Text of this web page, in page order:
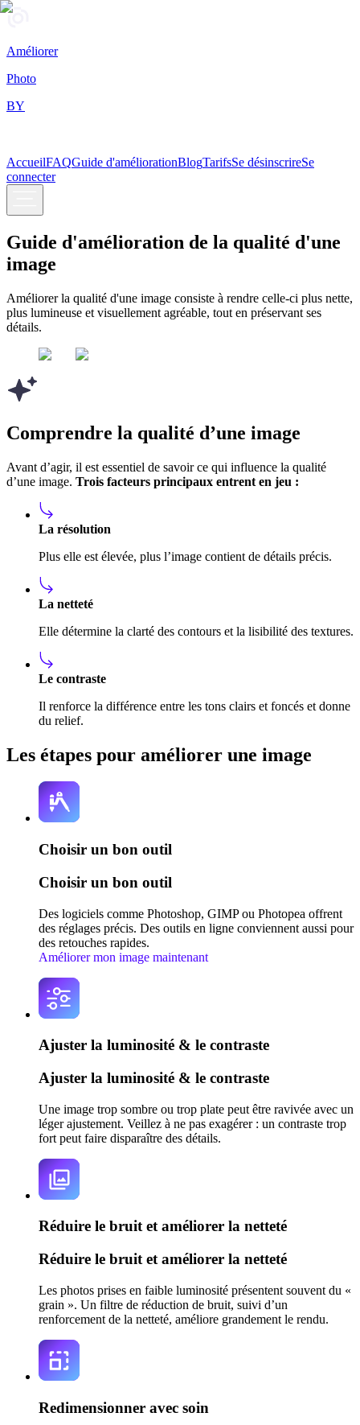
Améliorer
Photo
BY
AccueilFAQGuide d'améliorationBlogTarifsSe désinscrireSe
connecter
Guide d'amélioration de la qualité d'une
image
Améliorer la qualité d'une image consiste à rendre celle-ci plus nette,
plus lumineuse et visuellement agréable, tout en préservant ses
détails.
Comprendre la qualité d’une image
Avant d’agir, il est essentiel de savoir ce qui influence la qualité
d’une image. Trois facteurs principaux entrent en jeu :
La résolution
Plus elle est élevée, plus l’image contient de détails précis.
La netteté
Elle détermine la clarté des contours et la lisibilité des textures.
Le contraste
Il renforce la différence entre les tons clairs et foncés et donne
du relief.
Les étapes pour améliorer une image
Choisir un bon outil
Choisir un bon outil
Des logiciels comme Photoshop, GIMP ou Photopea offrent
des réglages précis. Des outils en ligne conviennent aussi pour
des retouches rapides.
Améliorer mon image maintenant
Ajuster la luminosité & le contraste
Ajuster la luminosité & le contraste
Une image trop sombre ou trop plate peut être ravivée avec un
léger ajustement. Veillez à ne pas exagérer : un contraste trop
fort peut faire disparaître des détails.
Réduire le bruit et améliorer la netteté
Réduire le bruit et améliorer la netteté
Les photos prises en faible luminosité présentent souvent du «
grain ». Un filtre de réduction de bruit, suivi d’un
renforcement de la netteté, améliore grandement le rendu.
Redimensionner avec soin